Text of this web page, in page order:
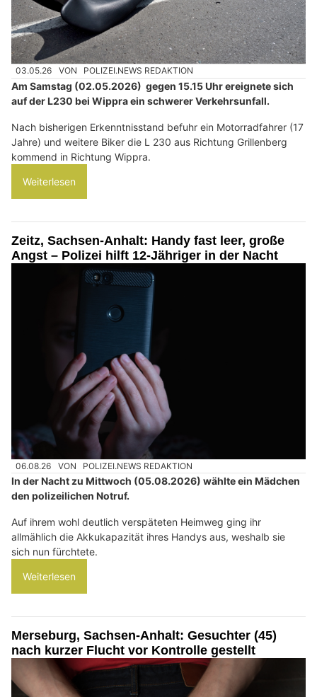
03.05.26 VON POLIZEI.NEWS REDAKTION
Am Samstag (02.05.2026) gegen 15.15 Uhr ereignete sich
auf der L230 bei Wippra ein schwerer Verkehrsunfall.
Nach bisherigen Erkenntnisstand befuhr ein Motorradfahrer (17
Jahre) und weitere Biker die L 230 aus Richtung Grillenberg
kommend in Richtung Wippra.
Weiterlesen
Zeitz, Sachsen-Anhalt: Handy fast leer, große
Angst – Polizei hilft 12-Jähriger in der Nacht
06.08.26 VON POLIZEI.NEWS REDAKTION
In der Nacht zu Mittwoch (05.08.2026) wählte ein Mädchen
den polizeilichen Notruf.
Auf ihrem wohl deutlich verspäteten Heimweg ging ihr
allmählich die Akkukapazität ihres Handys aus, weshalb sie
sich nun fürchtete.
Weiterlesen
Merseburg, Sachsen-Anhalt: Gesuchter (45)
nach kurzer Flucht vor Kontrolle gestellt